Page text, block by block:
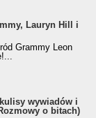
Lauryn Hill i
Grammy Leon
wywiadów i
o bitach)